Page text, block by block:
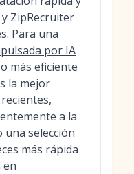
ZipRecruiter
Para una
por IA
más eficiente
la mejor
a la
una selección
más rápida
en